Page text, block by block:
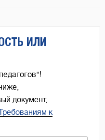
ИЛИ
документ,
к